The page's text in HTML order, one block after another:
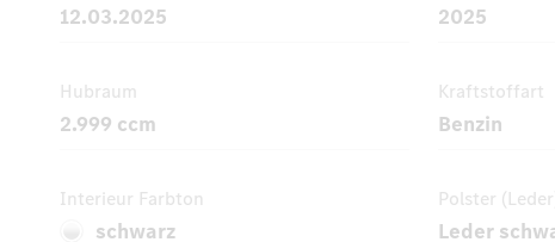
12.03.2025 2025
Hubraum
2.999 ccm
Kraftstoffart
Benzin
Interieur Farbton
schwarz
Polster
Leder